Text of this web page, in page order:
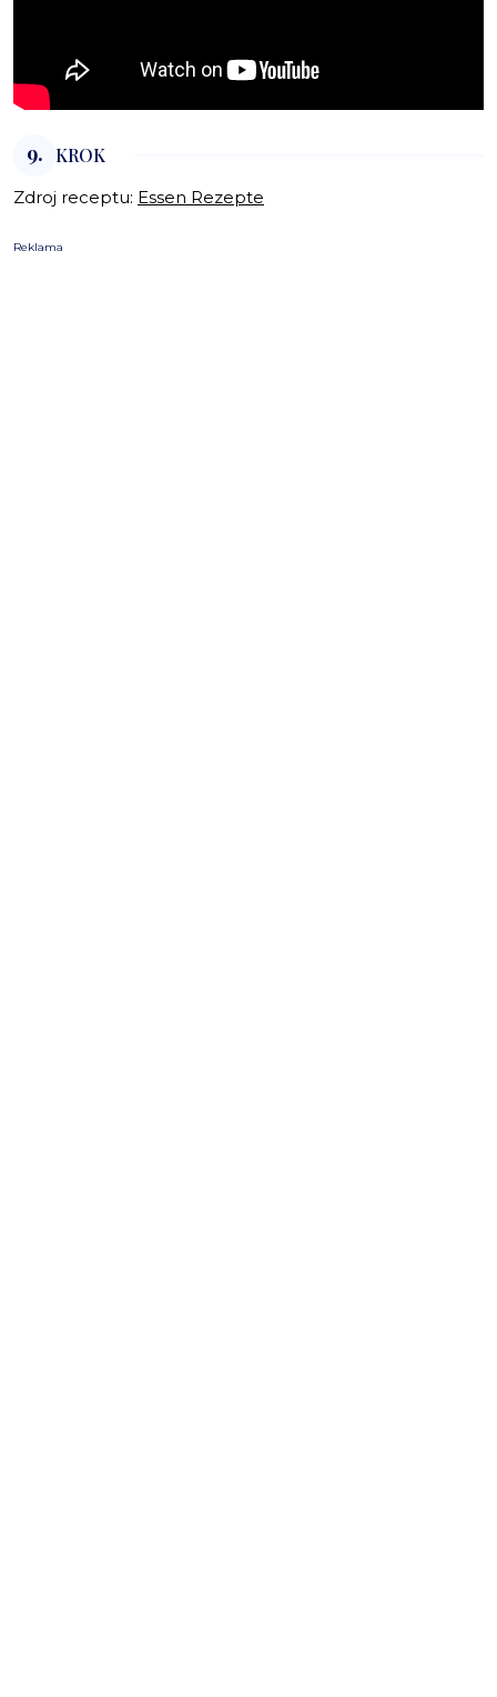
9. KROK
Zdroj receptu: Essen Rezepte
Reklama